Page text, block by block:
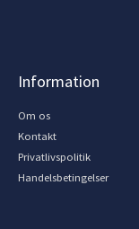
Information
Om os
Kontakt
Privatlivspolitik
Handelsbetingelser